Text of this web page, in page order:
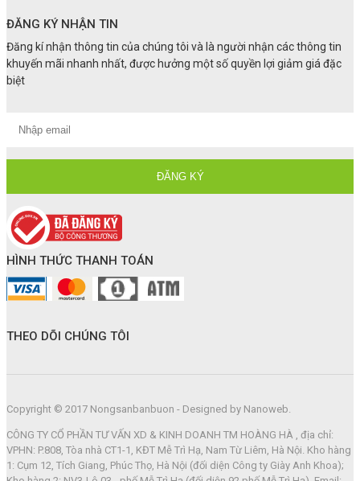
ĐĂNG KÝ NHẬN TIN
Đăng kí nhận thông tin của chúng tôi và là người nhận các thông tin
khuyến mãi nhanh nhất, được hưởng một số quyền lợi giảm giá đặc
biệt
HÌNH THỨC THANH TOÁN
THEO DÕI CHÚNG TÔI
Copyright © 2017 Nongsanbanbuon - Designed by Nanoweb.
CÔNG TY CỔ PHẦN TƯ VẤN XD & KINH DOANH TM HOÀNG HÀ , địa chỉ:
VPHN: P.808, Tòa nhà CT1-1, KĐT Mễ Trì Hạ, Nam Từ Liêm, Hà Nội. Kho hàng
1: Cụm 12, Tích Giang, Phúc Thọ, Hà Nội (đối diện Công ty Giày Anh Khoa);